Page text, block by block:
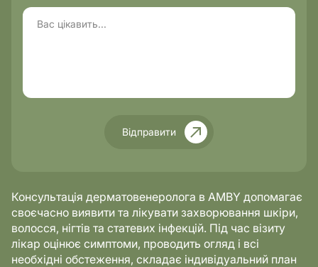
Відправити
Консультація дерматовенеролога в AMBY допомагає
своєчасно виявити та лікувати захворювання шкіри,
волосся, нігтів та статевих інфекцій. Під час візиту
лікар оцінює симптоми, проводить огляд і всі
необхідні обстеження, складає індивідуальний план